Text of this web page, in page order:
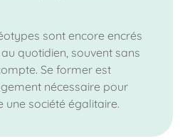
sont encore encrés
quotidien, souvent sans
Se former est
nécessaire pour
une société égalitaire.